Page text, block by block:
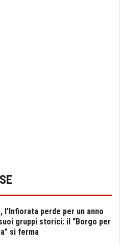
l’Infiorata perde per un anno
gruppi storici: il “Borgo per
si ferma